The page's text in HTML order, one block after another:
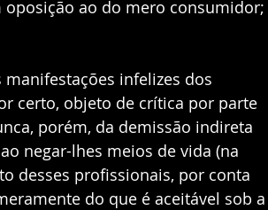
oposição ao do mero consumidor;
infelizes dos
certo, objeto de crítica por parte
porém, da demissão indireta
negar-lhes meios de vida (na
desses profissionais, por conta
do que é aceitável sob a